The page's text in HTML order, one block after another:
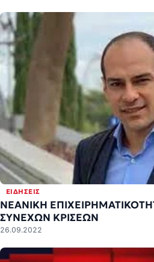
ΕΙΔΉΣΕΙΣ
ΝΕΑΝΙΚΗ
ΣΥΝΕΧΩΝ ΚΡΙΣΕΩΝ
26.09.2022